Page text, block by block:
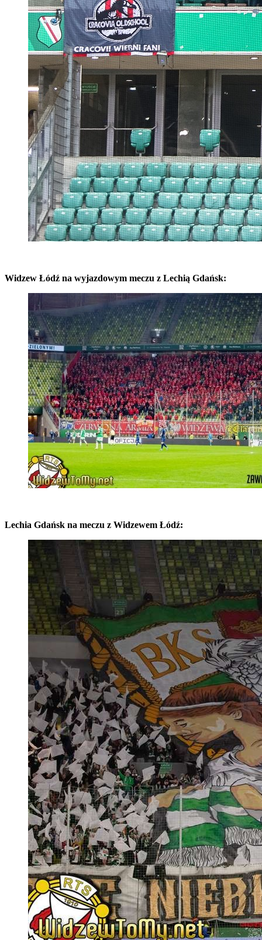
Widzew Łódź na wyjazdowym meczu z Lechią Gdańsk:
Lechia Gdańsk na meczu z Widzewem Łódź: